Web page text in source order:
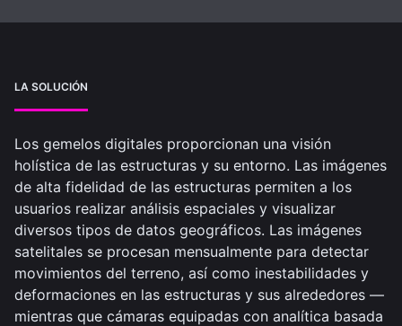
LA SOLUCIÓN
Los gemelos digitales proporcionan una visión
holística de las estructuras y su entorno. Las imágenes
de alta fidelidad de las estructuras permiten a los
usuarios realizar análisis espaciales y visualizar
diversos tipos de datos geográficos. Las imágenes
satelitales se procesan mensualmente para detectar
movimientos del terreno, así como inestabilidades y
deformaciones en las estructuras y sus alrededores —
mientras que cámaras equipadas con analítica basada